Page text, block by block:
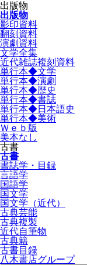
出版物
出版物
影印資料
翻刻資料
演劇資料
文学全集
近代雑誌複刻資料
単行本◆文学
単行本◆演劇
単行本◆歴史
単行本◆書誌
単行本◆日本語史
単行本◆美術
Ｗｅｂ版
美本なし
古書
古書
書誌学・目録
言語学
国語学
国文学
国文学（近代）
古典芸能
古典複製
近代自筆物
古典籍
古書目録
八木書店グループ